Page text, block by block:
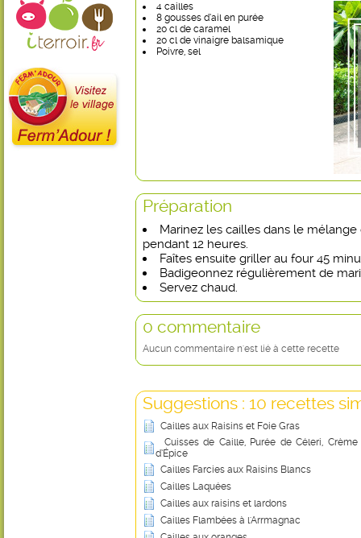
4 cailles
8 gousses d’ail en purée
20 cl de caramel
20 cl de vinaigre balsamique
Poivre, sel
Préparation
Marinez les cailles dans le
pendant 12 heures.
Faîtes ensuite griller au four 45
Badigeonnez régulièrement de
Servez chaud.
0 commentaire
Aucun commentaire n'est lié à cette recette
Suggestions : 10 recettes
Cailles aux Raisins et Foie Gras
Cuisses de Caille, Purée de Céleri,
d’Épice
Cailles Farcies aux Raisins Blancs
Cailles Laquées
Cailles aux raisins et lardons
Cailles Flambées à l'Arrmagnac